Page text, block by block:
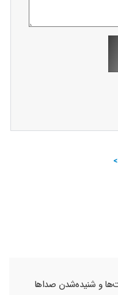
و شنیده‌شدن صداها